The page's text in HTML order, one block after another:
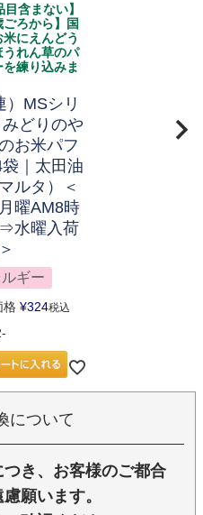
目含まない】
ごろから】国
米にえんどう
うれん草のパ
を練り込みま
）MSシリ
どりのや
お米パフ
｜太田油
ルタ）＜
曜AM8時
水曜入荷
ギー
格 ¥324税込
について
き、お客様のご都合
願います。